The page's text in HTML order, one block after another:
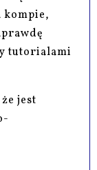
kompie,
tutorialami
jest